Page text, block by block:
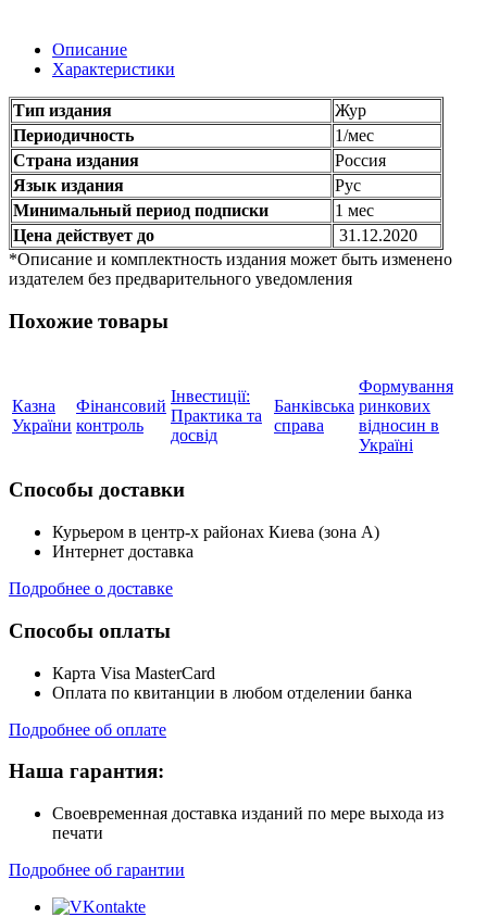
Описание
Характеристики
Тип издания
Жур
Периодичность
1/мес
Страна издания
Россия
Язык издания
Рус
Минимальный период подписки
1 мес
Цена действует до
31.12.2020
*Описание и комплектность издания может быть изменено
издателем без предварительного уведомления
Похожие товары
Казна
України
Фінансовий
контроль
Інвестиції:
Практика та
досвід
Банківська
справа
Формування
ринкових
відносин в
Україні
Способы доставки
Курьером в центр-х районах Киева (зона А)
Интернет доставка
Подробнее о доставке
Способы оплаты
Карта Visa MasterCard
Оплата по квитанции в любом отделении банка
Подробнее об оплате
Наша гарантия:
Своевременная доставка изданий по мере выхода из
печати
Подробнее об гарантии